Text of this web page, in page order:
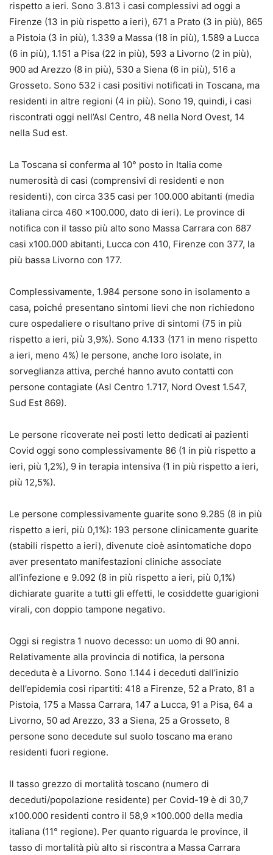
rispetto a ieri. Sono 3.813 i casi complessivi ad oggi a
Firenze (13 in più rispetto a ieri), 671 a Prato (3 in più), 865
a Pistoia (3 in più), 1.339 a Massa (18 in più), 1.589 a Lucca
(6 in più), 1.151 a Pisa (22 in più), 593 a Livorno (2 in più),
900 ad Arezzo (8 in più), 530 a Siena (6 in più), 516 a
Grosseto. Sono 532 i casi positivi notificati in Toscana, ma
residenti in altre regioni (4 in più). Sono 19, quindi, i casi
riscontrati oggi nell’Asl Centro, 48 nella Nord Ovest, 14
nella Sud est.
La Toscana si conferma al 10° posto in Italia come
numerosità di casi (comprensivi di residenti e non
residenti), con circa 335 casi per 100.000 abitanti (media
italiana circa 460 x100.000, dato di ieri). Le province di
notifica con il tasso più alto sono Massa Carrara con 687
casi x100.000 abitanti, Lucca con 410, Firenze con 377, la
più bassa Livorno con 177.
Complessivamente, 1.984 persone sono in isolamento a
casa, poiché presentano sintomi lievi che non richiedono
cure ospedaliere o risultano prive di sintomi (75 in più
rispetto a ieri, più 3,9%). Sono 4.133 (171 in meno rispetto
a ieri, meno 4%) le persone, anche loro isolate, in
sorveglianza attiva, perché hanno avuto contatti con
persone contagiate (Asl Centro 1.717, Nord Ovest 1.547,
Sud Est 869).
Le persone ricoverate nei posti letto dedicati ai pazienti
Covid oggi sono complessivamente 86 (1 in più rispetto a
ieri, più 1,2%), 9 in terapia intensiva (1 in più rispetto a ieri,
più 12,5%).
Le persone complessivamente guarite sono 9.285 (8 in più
rispetto a ieri, più 0,1%): 193 persone clinicamente guarite
(stabili rispetto a ieri), divenute cioè asintomatiche dopo
aver presentato manifestazioni cliniche associate
all’infezione e 9.092 (8 in più rispetto a ieri, più 0,1%)
dichiarate guarite a tutti gli effetti, le cosiddette guarigioni
virali, con doppio tampone negativo.
Oggi si registra 1 nuovo decesso: un uomo di 90 anni.
Relativamente alla provincia di notifica, la persona
deceduta è a Livorno. Sono 1.144 i deceduti dall’inizio
dell’epidemia cosi ripartiti: 418 a Firenze, 52 a Prato, 81 a
Pistoia, 175 a Massa Carrara, 147 a Lucca, 91 a Pisa, 64 a
Livorno, 50 ad Arezzo, 33 a Siena, 25 a Grosseto, 8
persone sono decedute sul suolo toscano ma erano
residenti fuori regione.
Il tasso grezzo di mortalità toscano (numero di
deceduti/popolazione residente) per Covid-19 è di 30,7
x100.000 residenti contro il 58,9 x100.000 della media
italiana (11° regione). Per quanto riguarda le province, il
tasso di mortalità più alto si riscontra a Massa Carrara